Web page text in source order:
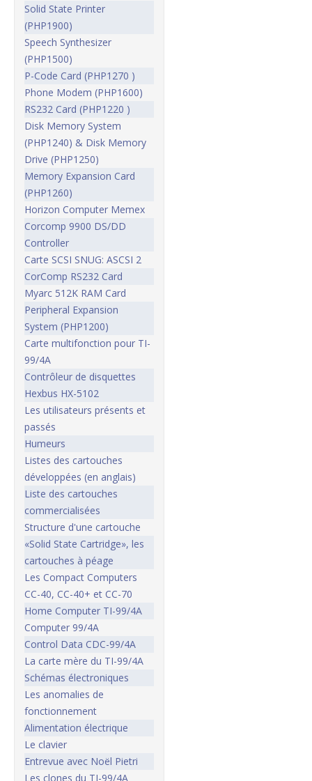
Solid State Printer
(PHP1900)
Speech Synthesizer
(PHP1500)
P-Code Card (PHP1270 )
Phone Modem (PHP1600)
RS232 Card (PHP1220 )
Disk Memory System
(PHP1240) & Disk Memory
Drive (PHP1250)
Memory Expansion Card
(PHP1260)
Horizon Computer Memex
Corcomp 9900 DS/DD
Controller
Carte SCSI SNUG: ASCSI 2
CorComp RS232 Card
Myarc 512K RAM Card
Peripheral Expansion
System (PHP1200)
Carte multifonction pour TI-
99/4A
Contrôleur de disquettes
Hexbus HX-5102
Les utilisateurs présents et
passés
Humeurs
Listes des cartouches
développées (en anglais)
Liste des cartouches
commercialisées
Structure d'une cartouche
«Solid State Cartridge», les
cartouches à péage
Les Compact Computers
CC-40, CC-40+ et CC-70
Home Computer TI-99/4A
Computer 99/4A
Control Data CDC-99/4A
La carte mère du TI-99/4A
Schémas électroniques
Les anomalies de
fonctionnement
Alimentation électrique
Le clavier
Entrevue avec Noël Pietri
Les clones du TI-99/4A